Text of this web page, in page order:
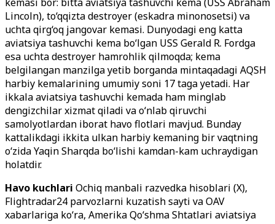
Lincoln), to‘qqizta destroyer (eskadra minonosetsi) va
uchta qirg‘oq jangovar kemasi. Dunyodagi eng katta
aviatsiya tashuvchi kema bo‘lgan USS Gerald R. Fordga
esa uchta destroyer hamrohlik qilmoqda; kema
belgilangan manzilga yetib borganda mintaqadagi AQSH
harbiy kemalarining umumiy soni 17 taga yetadi. Har
ikkala aviatsiya tashuvchi kemada ham minglab
dengizchilar xizmat qiladi va o‘nlab qiruvchi
samolyotlardan iborat havo flotlari mavjud. Bunday
kattalikdagi ikkita ulkan harbiy kemaning bir vaqtning
o‘zida Yaqin Sharqda bo‘lishi kamdan-kam uchraydigan
holatdir.
Havo kuchlari Ochiq manbali razvedka hisoblari (X),
Flightradar24 parvozlarni kuzatish sayti va OAV
xabarlariga ko‘ra, Amerika Qo‘shma Shtatlari aviatsiya